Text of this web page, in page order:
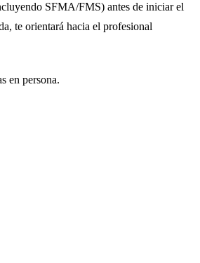
SFMA/FMS) antes de iniciar el
te orientará hacia el profesional
en persona.